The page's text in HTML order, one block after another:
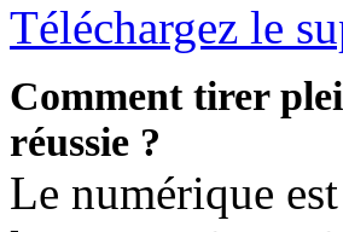
Téléchargez le
Comment tirer
réussie ?
Le numérique